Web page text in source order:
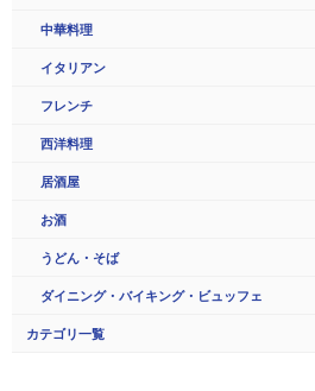
中華料理
イタリアン
フレンチ
西洋料理
居酒屋
お酒
うどん・そば
ダイニング・バイキング・ビュッフェ
カテゴリ一覧